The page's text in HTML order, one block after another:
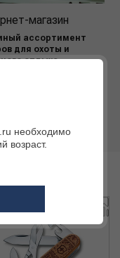
магазин
ассортимент
для охоты и
отдыха
необходимо
возраст.